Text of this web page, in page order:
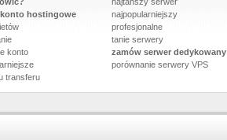
hostingowe
konto
transferu
najpopularniejszy
profesjonalne
tanie serwery
zamów serwer dedykowany
porównanie serwery VPS